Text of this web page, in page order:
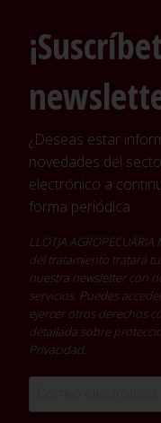
¿Deseas estar
novedades del
electrónico a
forma periódica
LLOTJA
del tratamiento tratará
nuestra newsletter con
servicios. Puedes
ejercer otros derechos
detallada sobre
Privacidad.